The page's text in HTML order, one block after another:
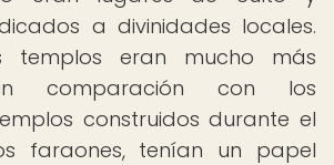
a divinidades locales.
templos eran mucho más
comparación con los
construidos durante el
faraones, tenían un papel